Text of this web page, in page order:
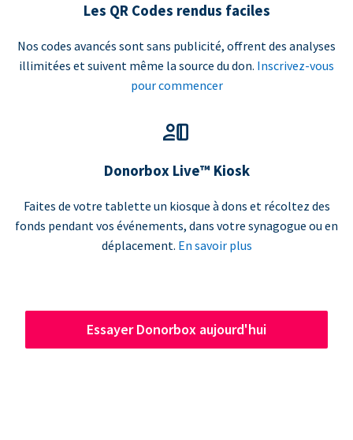
Les QR Codes rendus faciles
Nos codes avancés sont sans publicité, offrent des analyses
illimitées et suivent même la source du don. Inscrivez-vous
pour commencer
Donorbox Live™ Kiosk
Faites de votre tablette un kiosque à dons et récoltez des
fonds pendant vos événements, dans votre synagogue ou en
déplacement. En savoir plus
Essayer Donorbox aujourd'hui